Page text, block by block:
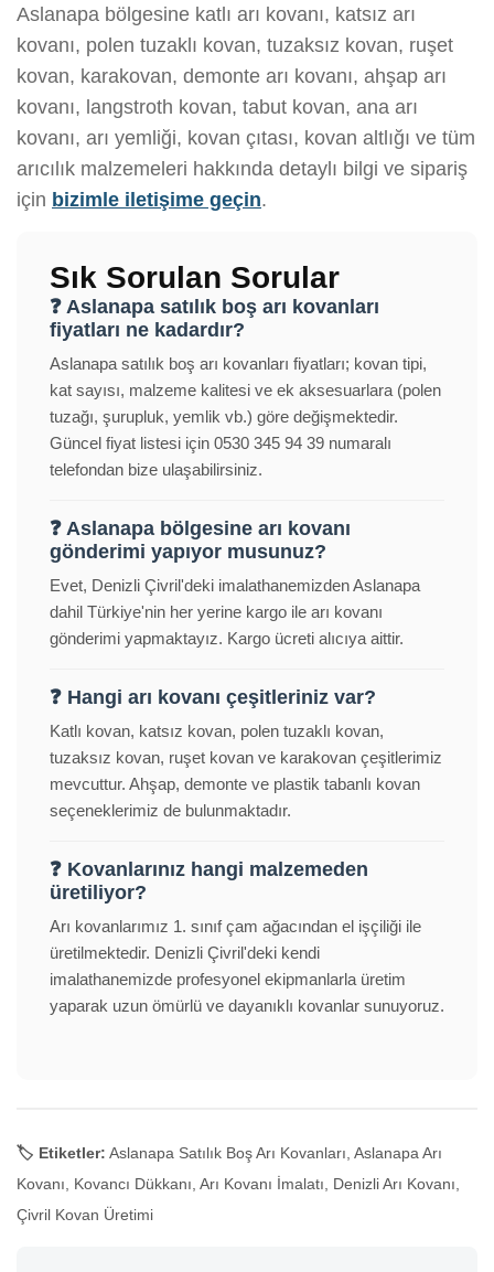
Aslanapa bölgesine katlı arı kovanı, katsız arı
kovanı, polen tuzaklı kovan, tuzaksız kovan, ruşet
kovan, karakovan, demonte arı kovanı, ahşap arı
kovanı, langstroth kovan, tabut kovan, ana arı
kovanı, arı yemliği, kovan çıtası, kovan altlığı ve tüm
arıcılık malzemeleri hakkında detaylı bilgi ve sipariş
için bizimle iletişime geçin.
Sık Sorulan Sorular
❓ Aslanapa satılık boş arı kovanları
fiyatları ne kadardır?
Aslanapa satılık boş arı kovanları fiyatları; kovan tipi,
kat sayısı, malzeme kalitesi ve ek aksesuarlara (polen
tuzağı, şurupluk, yemlik vb.) göre değişmektedir.
Güncel fiyat listesi için 0530 345 94 39 numaralı
telefondan bize ulaşabilirsiniz.
❓ Aslanapa bölgesine arı kovanı
gönderimi yapıyor musunuz?
Evet, Denizli Çivril'deki imalathanemizden Aslanapa
dahil Türkiye'nin her yerine kargo ile arı kovanı
gönderimi yapmaktayız. Kargo ücreti alıcıya aittir.
❓ Hangi arı kovanı çeşitleriniz var?
Katlı kovan, katsız kovan, polen tuzaklı kovan,
tuzaksız kovan, ruşet kovan ve karakovan çeşitlerimiz
mevcuttur. Ahşap, demonte ve plastik tabanlı kovan
seçeneklerimiz de bulunmaktadır.
❓ Kovanlarınız hangi malzemeden
üretiliyor?
Arı kovanlarımız 1. sınıf çam ağacından el işçiliği ile
üretilmektedir. Denizli Çivril'deki kendi
imalathanemizde profesyonel ekipmanlarla üretim
yaparak uzun ömürlü ve dayanıklı kovanlar sunuyoruz.
🏷️ Etiketler: Aslanapa Satılık Boş Arı Kovanları, Aslanapa Arı
Kovanı, Kovancı Dükkanı, Arı Kovanı İmalatı, Denizli Arı Kovanı,
Çivril Kovan Üretimi